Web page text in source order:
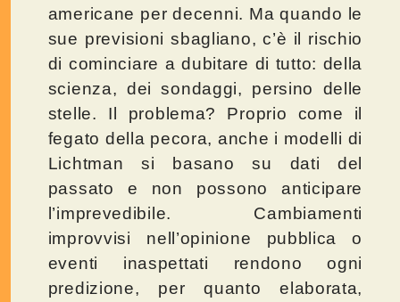
americane per decenni. Ma quando le
sue previsioni sbagliano, c’è il rischio
di cominciare a dubitare di tutto: della
scienza, dei sondaggi, persino delle
stelle. Il problema? Proprio come il
fegato della pecora, anche i modelli di
Lichtman si basano su dati del
passato e non possono anticipare
l’imprevedibile. Cambiamenti
improvvisi nell’opinione pubblica o
eventi inaspettati rendono ogni
predizione, per quanto elaborata,